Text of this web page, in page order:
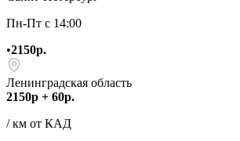
Пн-Пт с 14:00
•2150р.
Ленинградская область
2150р + 60р.
/ км от КАД